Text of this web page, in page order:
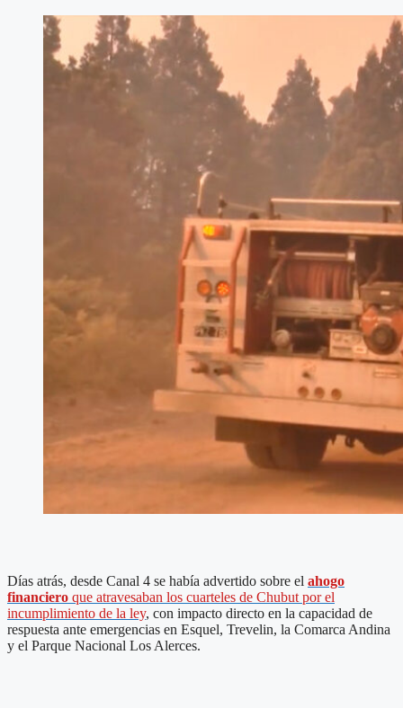
Días atrás, desde Canal 4 se había advertido sobre el ahogo
financiero que atravesaban los cuarteles de Chubut por el
incumplimiento de la ley, con impacto directo en la capacidad de
respuesta ante emergencias en Esquel, Trevelin, la Comarca Andina
y el Parque Nacional Los Alerces.